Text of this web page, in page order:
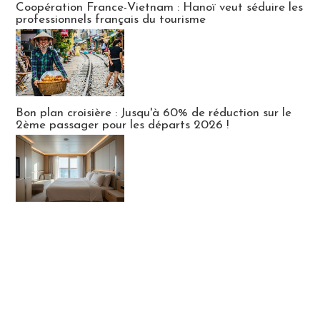
Coopération France-Vietnam : Hanoï veut séduire les
professionnels français du tourisme
Bon plan croisière : Jusqu'à 60% de réduction sur le
2ème passager pour les départs 2026 !